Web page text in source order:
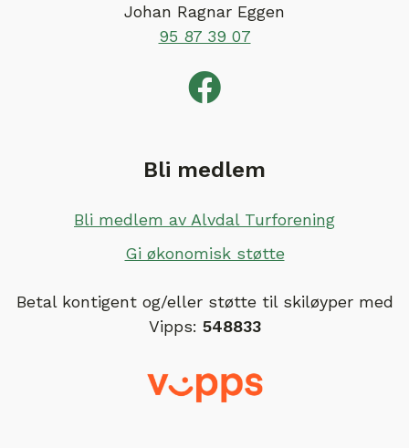
Johan Ragnar Eggen
95 87 39 07
Bli medlem
Bli medlem av Alvdal Turforening
Gi økonomisk støtte
Betal kontigent og/eller støtte til skiløyper med
Vipps: 548833